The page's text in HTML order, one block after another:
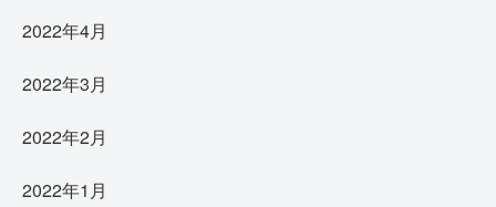
2022年4月
2022年3月
2022年2月
2022年1月